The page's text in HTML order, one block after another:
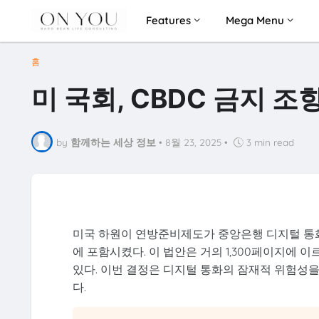
Features Mega Menu
홈
미 국회, CBDC 금지 조
by 함께하는 세상 정보 • 8월 23, 2025 • 3 min read
미국 하원이 연방준비제도가 중앙은행 디지털
에 포함시켰다. 이 법안은 거의 1,300페이지에
있다. 이번 결정은 디지털 통화의 잠재적 위험성
다.